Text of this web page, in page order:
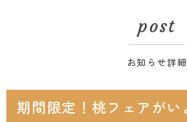
post
お知らせ詳細
期間限定！桃フェアがい